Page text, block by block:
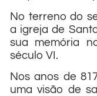
No terreno do
a igreja de
sua memória
século VI.
Nos anos de
uma visão de